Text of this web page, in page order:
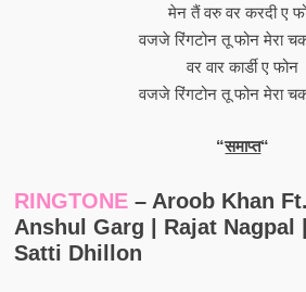
मेन तैं वरु वर करदी ए
वजजे रिंगटोन तू फोन मेरा
वर वार कार्डी ए फोन
वजजे रिंगटोन तू फोन मेरा
“समाप्त“
RINGTONE– Aroob Khan Ft.
Anshul Garg | Rajat Nagpal
Satti Dhillon